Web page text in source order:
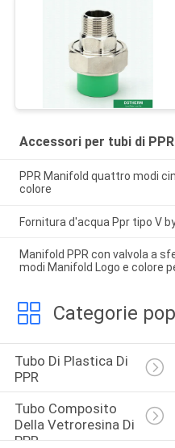
Accessori per tubi di PPR
PPR Manifold quattro modi
colore
Fornitura d'acqua Ppr tipo V
Manifold PPR con valvola a
modi Manifold Logo e colore
Categorie
Tubo Di Plastica Di
PPR
Tubo Composito
Della Vetroresina Di
PPR